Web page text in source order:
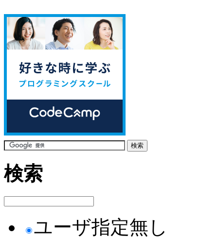
検索
ユーザ指定無し